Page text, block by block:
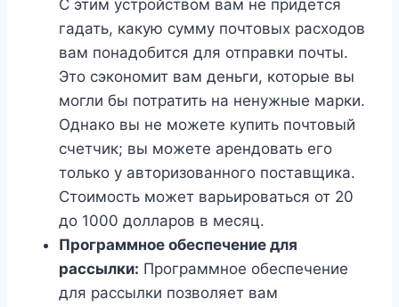
С этим устройством вам не придется
гадать, какую сумму почтовых расходов
вам понадобится для отправки почты.
Это сэкономит вам деньги, которые вы
могли бы потратить на ненужные марки.
Однако вы не можете купить почтовый
счетчик; вы можете арендовать его
только у авторизованного поставщика.
Стоимость может варьироваться от 20
до 1000 долларов в месяц.
Программное обеспечение для
рассылки: Программное обеспечение
для рассылки позволяет вам